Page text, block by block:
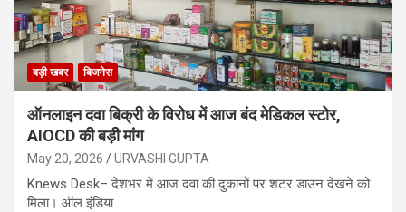
बड़ी खबर बिजनेस
ऑनलाइन दवा बिक्री के विरोध में आज बंद मेडिकल स्टोर,
AIOCD की बड़ी मांग
May 20, 2026 URVASHI GUPTA
Knews Desk– देशभर में आज दवा की दुकानों पर शटर डाउन देखने को
मिला। ऑल इंडिया…